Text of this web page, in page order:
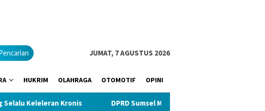
JUMAT, 7 AGUSTUS 2026
HUKRIM OLAHRAGA OTOMOTIF OPINI
Kronis DPRD Sumsel Minta BPKAD Jelaskan Konflik Kepemilikan